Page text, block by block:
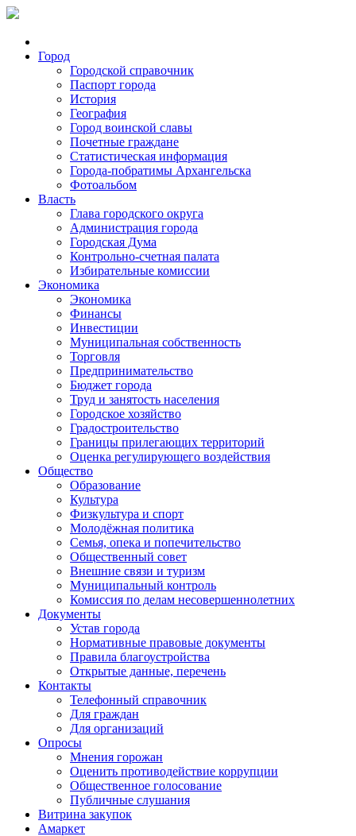
Город
Городской справочник
Паспорт города
История
География
Город воинской славы
Почетные граждане
Статистическая информация
Города-побратимы Архангельска
Фотоальбом
Власть
Глава городского округа
Администрация города
Городская Дума
Контрольно-счетная палата
Избирательные комиссии
Экономика
Экономика
Финансы
Инвестиции
Муниципальная собственность
Торговля
Предпринимательство
Бюджет города
Труд и занятость населения
Городское хозяйство
Градостроительство
Границы прилегающих территорий
Оценка регулирующего воздействия
Общество
Образование
Культура
Физкультура и спорт
Молодёжная политика
Семья, опека и попечительство
Общественный совет
Внешние связи и туризм
Муниципальный контроль
Комиссия по делам несовершеннолетних
Документы
Устав города
Нормативные правовые документы
Правила благоустройства
Открытые данные, перечень
Контакты
Телефонный справочник
Для граждан
Для организаций
Опросы
Мнения горожан
Оценить противодействие коррупции
Общественное голосование
Публичные слушания
Витрина закупок
Амаркет